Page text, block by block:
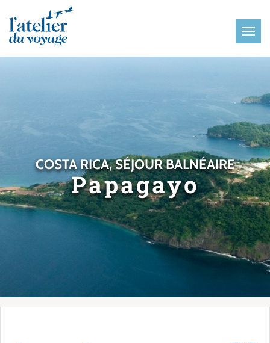
COSTA RICA, SÉJOUR BALNÉAIRE
Papagayo
Panneau de gestion des cookies